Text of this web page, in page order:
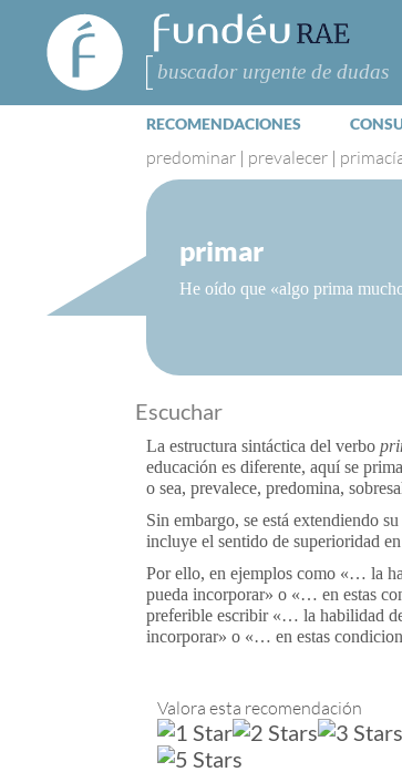
FundéuRAE
- Fundación
del Español
Urgente
Buscar
RECOMENDACIONES
predominar | prevalecer |
primar
He oído que «algo prima
Escuchar
La estructura sintáctica del verbo
educación es diferente, aquí se
o sea, prevalece, predomina,
Sin embargo, se está extendiendo
incluye el sentido de superioridad
Por ello, en ejemplos como «… la
pueda incorporar» o «… en estas
preferible escribir «… la habilidad
incorporar» o «… en estas
Valora esta recomendación